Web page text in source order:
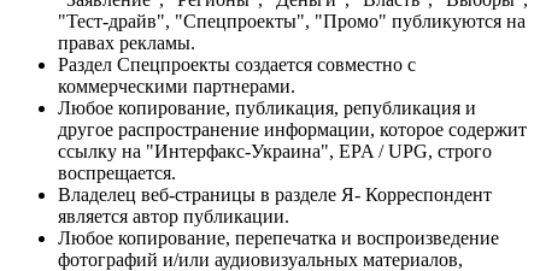
"Тест-драйв", "Спецпроекты", "Промо" публикуются на
правах рекламы.
Раздел Спецпроекты создается совместно с
коммерческими партнерами.
Любое копирование, публикация, републикация и
другое распространение информации, которое содержит
ссылку на "Интерфакс-Украина", EPA / UPG, строго
воспрещается.
Владелец веб-страницы в разделе Я- Корреспондент
является автор публикации.
Любое копирование, перепечатка и воспроизведение
фотографий и/или аудиовизуальных материалов,